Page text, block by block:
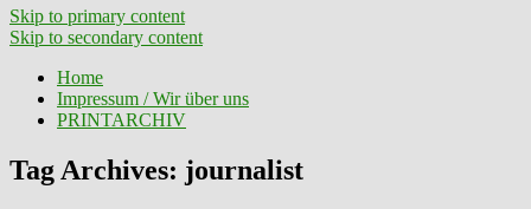
Skip to primary content
Skip to secondary content
Home
Impressum / Wir über uns
PRINTARCHIV
Tag Archives: journalist